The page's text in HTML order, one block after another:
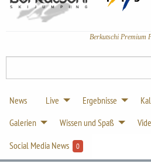
Berkutschi Premium
News Live Ergebnisse
Galerien
Wissen und Spaß
Social Media News
0